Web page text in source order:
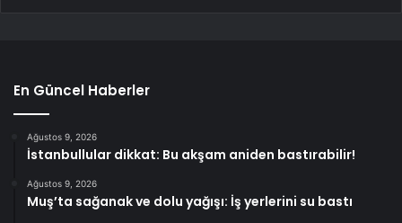
En Güncel Haberler
Ağustos 9, 2026
İstanbullular dikkat: Bu akşam aniden bastırabilir!
Ağustos 9, 2026
Muş’ta sağanak ve dolu yağışı: İş yerlerini su bastı